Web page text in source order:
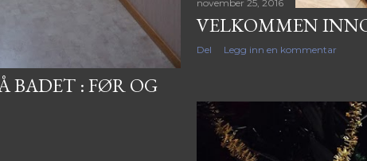
BADET : FØR OG
november 25, 2016
VELKOMMEN
Del Legg inn en kommentar